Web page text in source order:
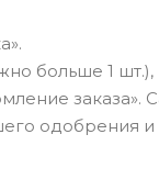
больше 1 шт.),
заказа».
одобрения